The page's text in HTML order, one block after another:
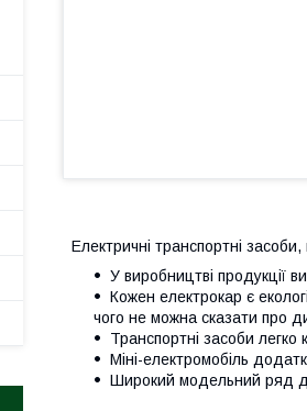
Електричні транспортні
У виробництві продукції
Кожен електрокар є
чого не можна сказати про
Транспортні засоби
Міні-електромобіль
Широкий модельний ряд